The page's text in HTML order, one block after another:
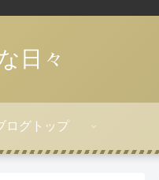
日々
ログトップ